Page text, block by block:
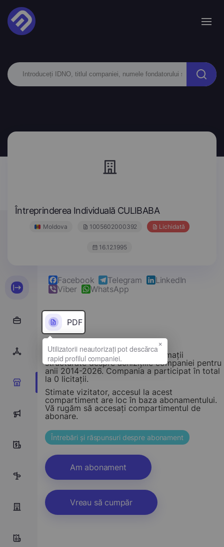
Întreprinderea Individuală CULIBABA
Moldova 1005602000392 Lichidată
16.12.1995
0
0
0
Facebook Telegram
LinkedIn
Viber
WhatsApp
PDF
Acest compartiment oferă informații
structurate despre achizițiile companiei pentru
anii 2014-2026. Compania a participat în total
la 0 licitații.
Stimate vizitator, accesul la acest
compartiment are loc în baza abonamentului.
Vă rugăm să accesați compartimentul de
abonare.
Întrebări și răspunsuri despre abonament
Am abonament
Vreau să cumpăr
×